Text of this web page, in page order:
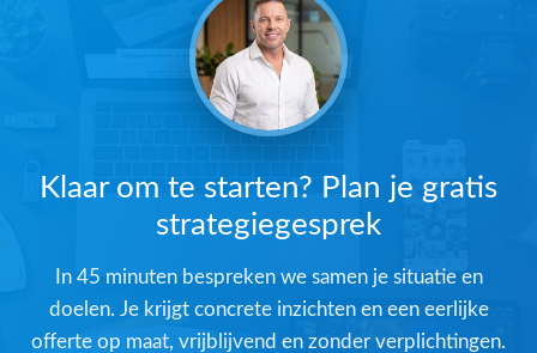
Klaar om te starten? Plan je gratis
strategiegesprek
In 45 minuten bespreken we samen je situatie en
doelen. Je krijgt concrete inzichten en een eerlijke
offerte op maat, vrijblijvend en zonder verplichtingen.